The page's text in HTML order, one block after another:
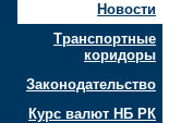
Новости
Транспортные
коридоры
Законодательство
Курс валют НБ РК